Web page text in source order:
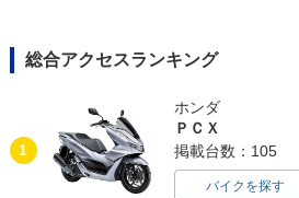
総合アクセスランキング
1
ホンダ
ＰＣＸ
掲載台数：105
バイクを探す